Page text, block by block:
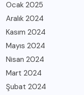
Ocak 2025
Aralık 2024
Kasım 2024
Mayıs 2024
Nisan 2024
Mart 2024
Şubat 2024